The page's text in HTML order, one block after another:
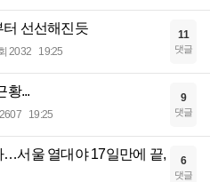
터 선선해진듯
2032 19:25
11
댓글
황...
19:25
9
댓글
…서울 열대야 17일만에 끝,
6
댓글